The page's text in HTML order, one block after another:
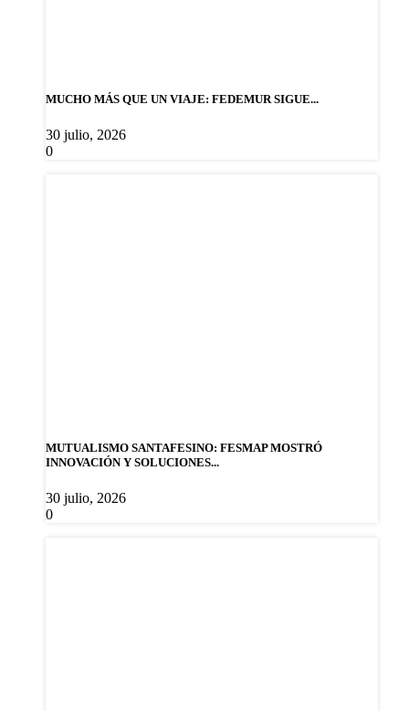
MUCHO MÁS QUE UN VIAJE: FEDEMUR SIGUE...
30 julio, 2026
0
MUTUALISMO SANTAFESINO: FESMAP MOSTRÓ
INNOVACIÓN Y SOLUCIONES...
30 julio, 2026
0